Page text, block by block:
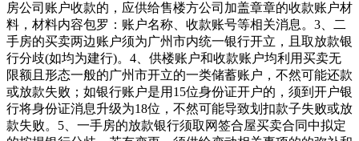
房公司账户收款的，应供给售楼方公司加盖章章的收款账户材
料，材料内容包罗：账户名称、收款账号等相关消息。3、二
手房的买卖两边账户须为广州市内统一银行开立，且取放款银
行分歧(如均为建行)。4、供楼账户和收款账户均利用买卖无
限额且形态一般的广州市开立的一类储蓄账户，不然可能还款
或放款失败；如银行账户是用15位身份证开户的，须到开户银
行将身份证消息升级为18位，不然可能导致划扣款子失败或放
款失败。5、一手房的放款银行须取网签合屋买卖合同中拟定